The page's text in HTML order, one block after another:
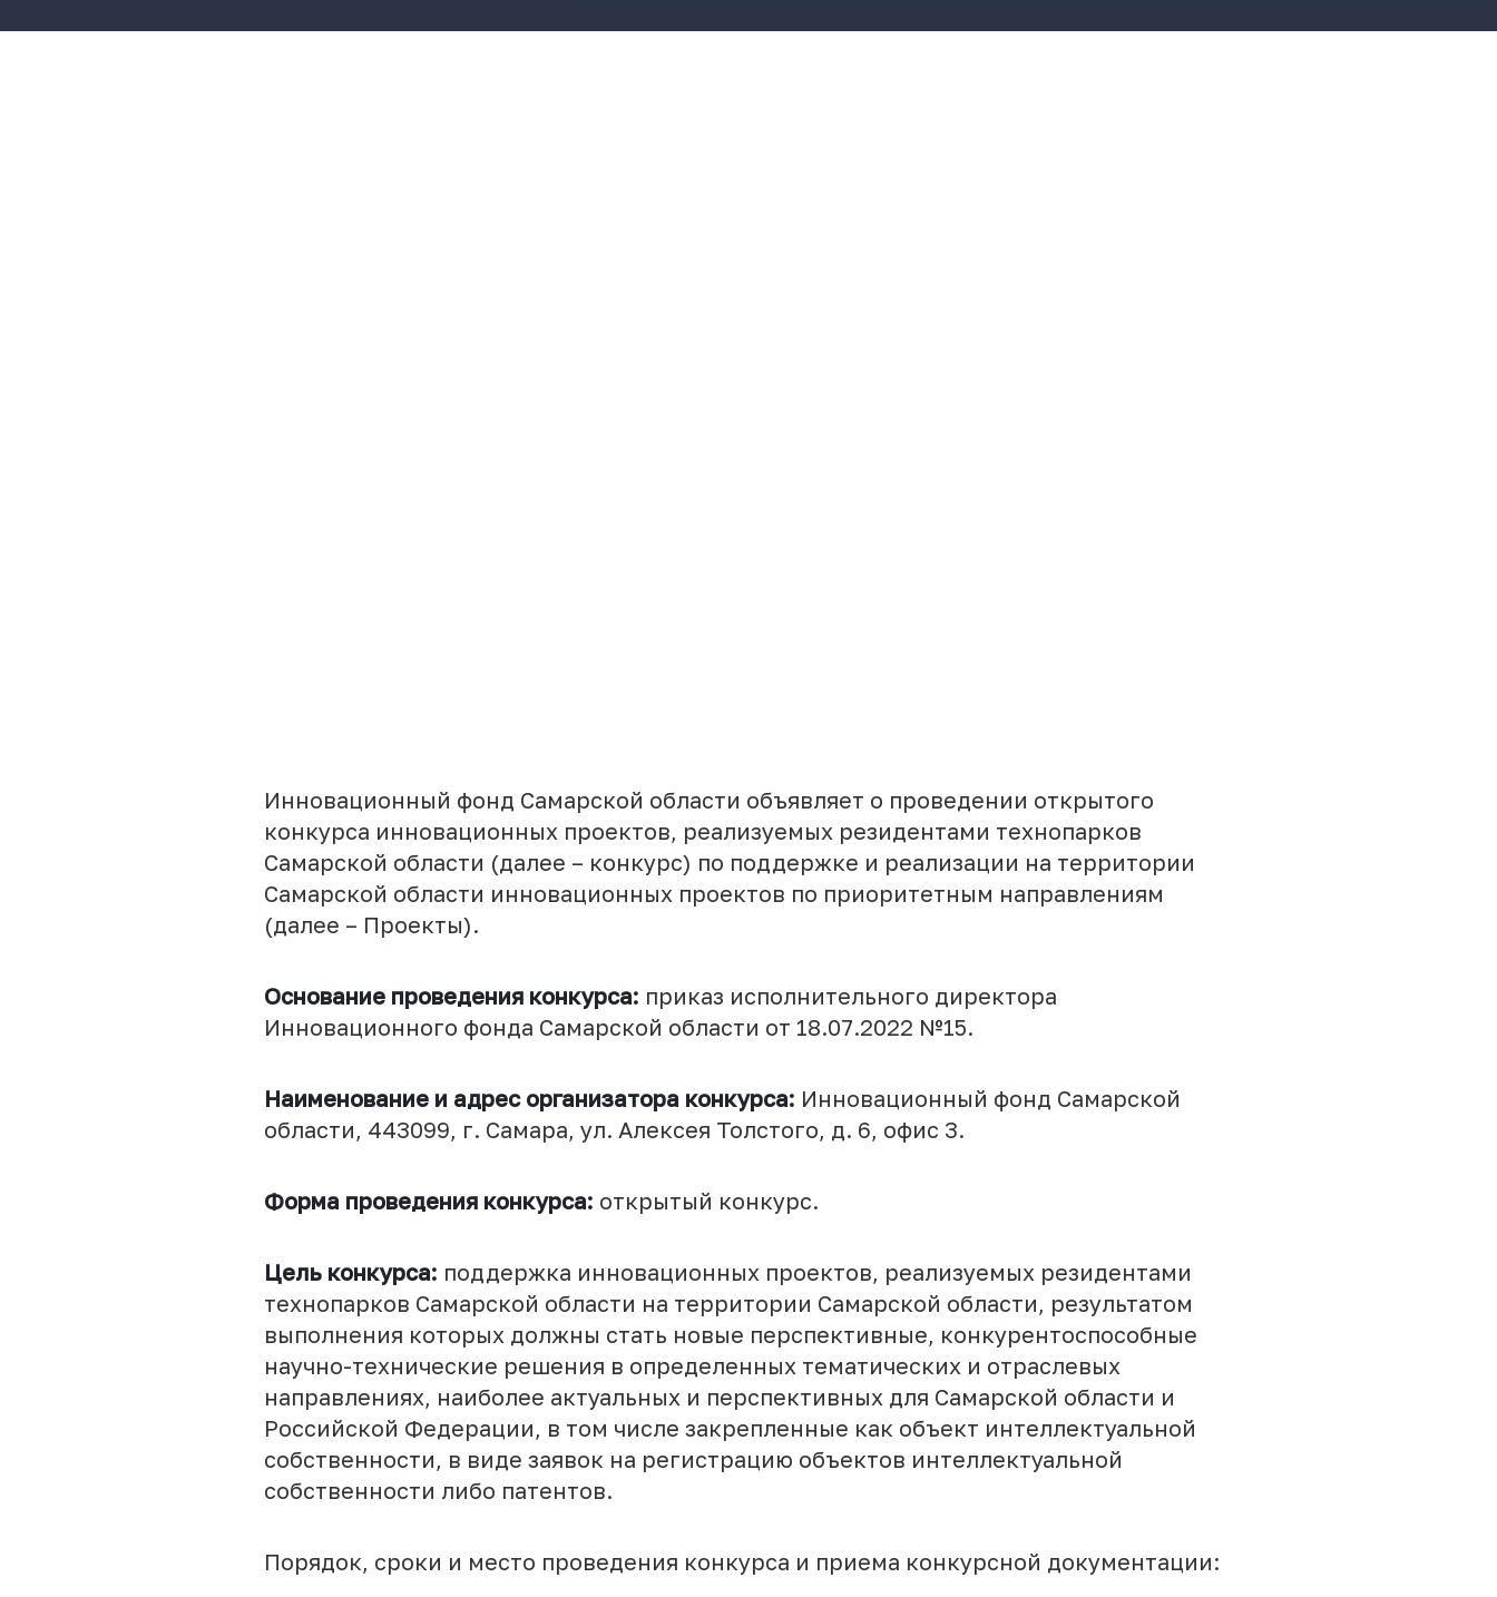
Инновационный фонд Самарской области объявляет о проведении открытого
конкурса инновационных проектов, реализуемых резидентами технопарков
Самарской области (далее – конкурс) по поддержке и реализации на территории
Самарской области инновационных проектов по приоритетным направлениям
(далее – Проекты).
Основание проведения конкурса: приказ исполнительного директора
Инновационного фонда Самарской области от 18.07.2022 №15.
Наименование и адрес организатора конкурса: Инновационный фонд Самарской
области, 443099, г. Самара, ул. Алексея Толстого, д. 6, офис 3.
Форма проведения конкурса: открытый конкурс.
Цель конкурса: поддержка инновационных проектов, реализуемых резидентами
технопарков Самарской области на территории Самарской области, результатом
выполнения которых должны стать новые перспективные, конкурентоспособные
научно-технические решения в определенных тематических и отраслевых
направлениях, наиболее актуальных и перспективных для Самарской области и
Российской Федерации, в том числе закрепленные как объект интеллектуальной
собственности, в виде заявок на регистрацию объектов интеллектуальной
собственности либо патентов.
Порядок, сроки и место проведения конкурса и приема конкурсной документации:
ВКонтакте